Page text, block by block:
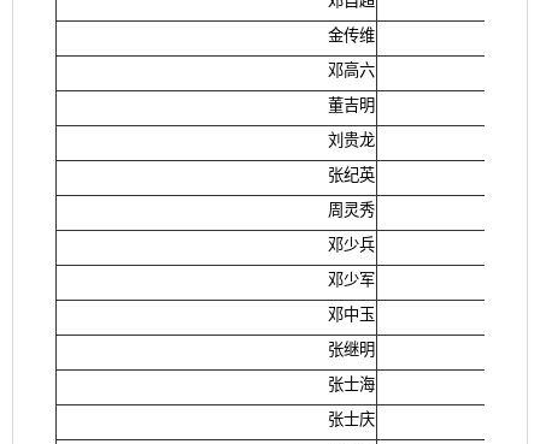
金传维
邓高六
董吉明
刘贵龙
张纪英
周灵秀
邓少兵
邓少军
邓中玉
张继明
张士海
张士庆